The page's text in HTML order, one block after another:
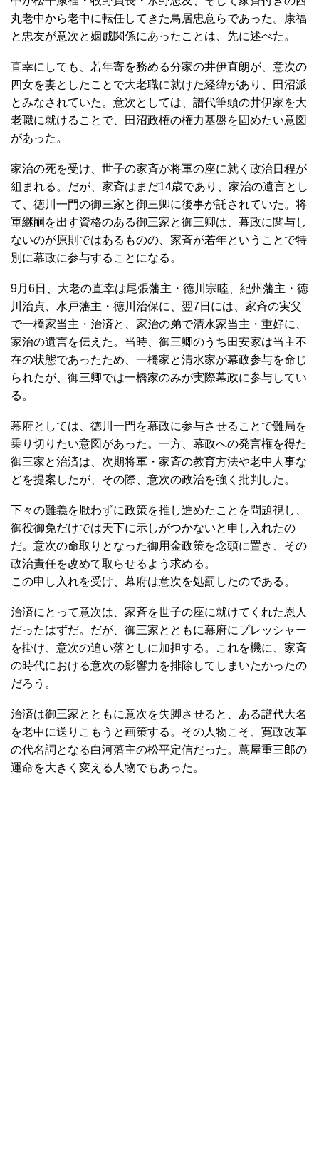
丸老中から老中に転任してきた鳥居忠意らであった。康福
と忠友が意次と姻戚関係にあったことは、先に述べた。
直幸にしても、若年寄を務める分家の井伊直朗が、意次の
四女を妻としたことで大老職に就けた経緯があり、田沼派
とみなされていた。意次としては、譜代筆頭の井伊家を大
老職に就けることで、田沼政権の権力基盤を固めたい意図
があった。
家治の死を受け、世子の家斉が将軍の座に就く政治日程が
組まれる。だが、家斉はまだ14歳であり、家治の遺言とし
て、徳川一門の御三家と御三卿に後事が託されていた。将
軍継嗣を出す資格のある御三家と御三卿は、幕政に関与し
ないのが原則ではあるものの、家斉が若年ということで特
別に幕政に参与することになる。
9月6日、大老の直幸は尾張藩主・徳川宗睦、紀州藩主・徳
川治貞、水戸藩主・徳川治保に、翌7日には、家斉の実父
で一橋家当主・治済と、家治の弟で清水家当主・重好に、
家治の遺言を伝えた。当時、御三卿のうち田安家は当主不
在の状態であったため、一橋家と清水家が幕政参与を命じ
られたが、御三卿では一橋家のみが実際幕政に参与してい
る。
幕府としては、徳川一門を幕政に参与させることで難局を
乗り切りたい意図があった。一方、幕政への発言権を得た
御三家と治済は、次期将軍・家斉の教育方法や老中人事な
どを提案したが、その際、意次の政治を強く批判した。
下々の難義を厭わずに政策を推し進めたことを問題視し、
御役御免だけでは天下に示しがつかないと申し入れたの
だ。意次の命取りとなった御用金政策を念頭に置き、その
政治責任を改めて取らせるよう求める。
この申し入れを受け、幕府は意次を処罰したのである。
治済にとって意次は、家斉を世子の座に就けてくれた恩人
だったはずだ。だが、御三家とともに幕府にプレッシャー
を掛け、意次の追い落としに加担する。これを機に、家斉
の時代における意次の影響力を排除してしまいたかったの
だろう。
治済は御三家とともに意次を失脚させると、ある譜代大名
を老中に送りこもうと画策する。その人物こそ、寛政改革
の代名詞となる白河藩主の松平定信だった。蔦屋重三郎の
運命を大きく変える人物でもあった。